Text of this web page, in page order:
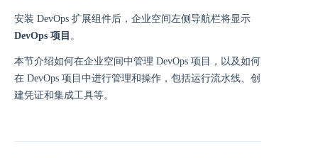
安装 DevOps 扩展组件后，企业空间左侧导航栏将显⽰
DevOps 项⽬ 。
本节介绍如何在企业空间中管理 DevOps 项目，以及如何
在 DevOps 项目中进行管理和操作，包括运行流水线、创
建凭证和集成工具等。